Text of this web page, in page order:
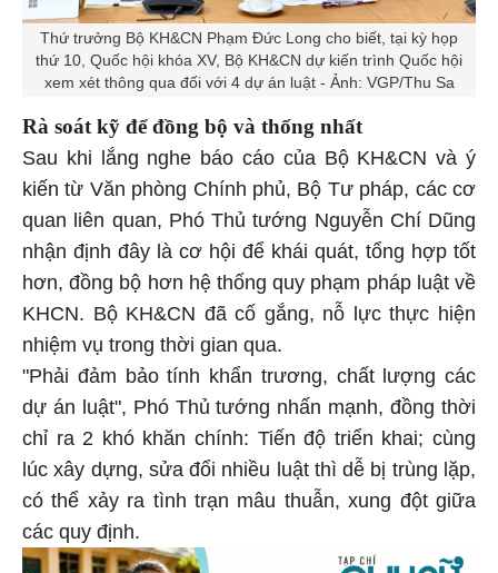
Thứ trưởng Bộ KH&CN Phạm Đức Long cho biết, tại kỳ họp
thứ 10, Quốc hội khóa XV, Bộ KH&CN dự kiến trình Quốc hội
xem xét thông qua đối với 4 dự án luật - Ảnh: VGP/Thu Sa
Rà soát kỹ để đồng bộ và thống nhất
Sau khi lắng nghe báo cáo của Bộ KH&CN và ý
kiến từ Văn phòng Chính phủ, Bộ Tư pháp, các cơ
quan liên quan, Phó Thủ tướng Nguyễn Chí Dũng
nhận định đây là cơ hội để khái quát, tổng hợp tốt
hơn, đồng bộ hơn hệ thống quy phạm pháp luật về
KHCN. Bộ KH&CN đã cố gắng, nỗ lực thực hiện
nhiệm vụ trong thời gian qua.
"Phải đảm bảo tính khẩn trương, chất lượng các
dự án luật", Phó Thủ tướng nhấn mạnh, đồng thời
chỉ ra 2 khó khăn chính: Tiến độ triển khai; cùng
lúc xây dựng, sửa đổi nhiều luật thì dễ bị trùng lặp,
có thể xảy ra tình trạn mâu thuẫn, xung đột giữa
các quy định.